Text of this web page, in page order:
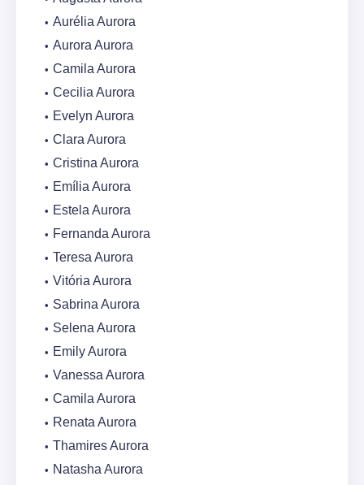
Aurélia Aurora
Aurora Aurora
Camila Aurora
Cecilia Aurora
Evelyn Aurora
Clara Aurora
Cristina Aurora
Emília Aurora
Estela Aurora
Fernanda Aurora
Teresa Aurora
Vitória Aurora
Sabrina Aurora
Selena Aurora
Emily Aurora
Vanessa Aurora
Camila Aurora
Renata Aurora
Thamires Aurora
Natasha Aurora